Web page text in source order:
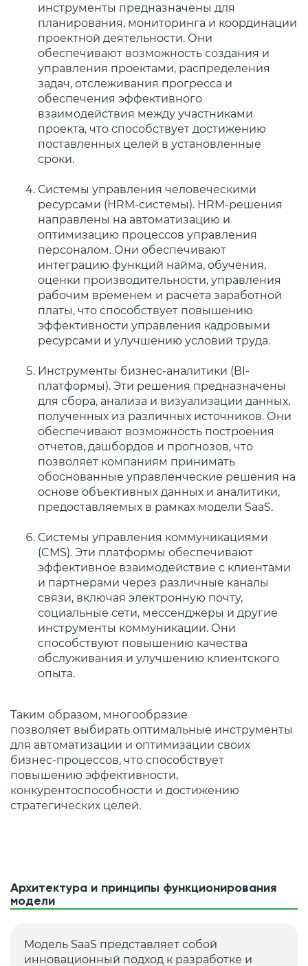
инструменты предназначены для
планирования, мониторинга и координации
проектной деятельности. Они
обеспечивают возможность создания и
управления проектами, распределения
задач, отслеживания прогресса и
обеспечения эффективного
взаимодействия между участниками
проекта, что способствует достижению
поставленных целей в установленные
сроки.
Системы управления человеческими
ресурсами (HRM-системы). HRM-решения
направлены на автоматизацию и
оптимизацию процессов управления
персоналом. Они обеспечивают
интеграцию функций найма, обучения,
оценки производительности, управления
рабочим временем и расчета заработной
платы, что способствует повышению
эффективности управления кадровыми
ресурсами и улучшению условий труда.
Инструменты бизнес-аналитики (BI-
платформы). Эти решения предназначены
для сбора, анализа и визуализации данных,
полученных из различных источников. Они
обеспечивают возможность построения
отчетов, дашбордов и прогнозов, что
позволяет компаниям принимать
обоснованные управленческие решения на
основе объективных данных и аналитики,
предоставляемых в рамках модели SaaS.
Системы управления коммуникациями
(CMS). Эти платформы обеспечивают
эффективное взаимодействие с клиентами
и партнерами через различные каналы
связи, включая электронную почту,
социальные сети, мессенджеры и другие
инструменты коммуникации. Они
способствуют повышению качества
обслуживания и улучшению клиентского
опыта.
Таким образом, многообразие
позволяет выбирать оптимальные инструменты
для автоматизации и оптимизации своих
бизнес-процессов, что способствует
повышению эффективности,
конкурентоспособности и достижению
стратегических целей.
Архитектура и принципы функционирования
модели
Модель SaaS представляет собой
инновационный подход к разработке и